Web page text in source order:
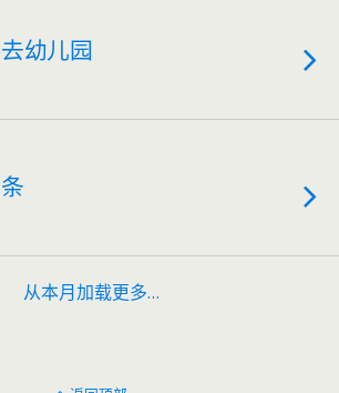
幼儿园
从本月加载更多…